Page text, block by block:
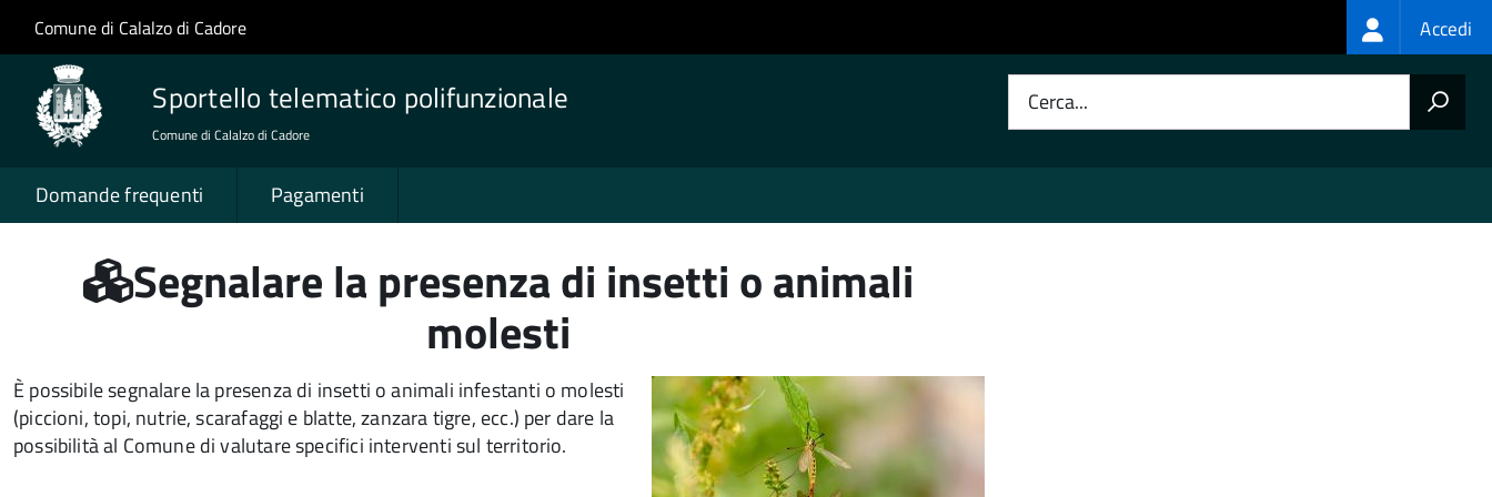
Salta al contenuto principale
Skip to site navigation
Comune di Calalzo di Cadore Login
menu
Accedi
Sportello telematico polifunzionale
Comune di Calalzo di Cadore
Cerca...
Domande frequenti Pagamenti
Segnalare la presenza di insetti o animali
molesti
È possibile segnalare la presenza di insetti o animali infestanti o molesti
(piccioni, topi, nutrie, scarafaggi e blatte, zanzara tigre, ecc.) per dare la
possibilità al Comune di valutare specifici interventi sul territorio.